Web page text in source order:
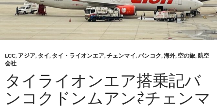
LCC, アジア, タイ, タイ・ライオンエア,チェンマイ,バンコク,海外, 空の旅,航空
会社
タイライオンエア搭乗記バ
ンコクドンムアン⇄チェンマ